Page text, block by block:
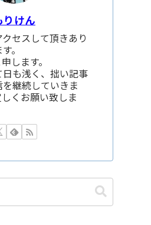
りけん
セスして頂きあり
。
します。
も浅く、拙い記事
継続していきま
くお願い致しま